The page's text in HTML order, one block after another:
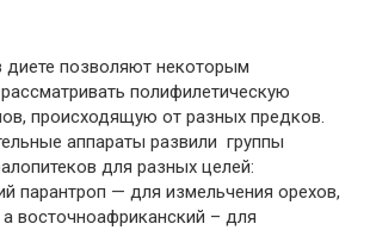
диете позволяют некоторым
полифилетическую
происходящую от разных предков.
аппараты развили группы
для разных целей:
парантроп — для измельчения орехов,
восточноафриканский – для